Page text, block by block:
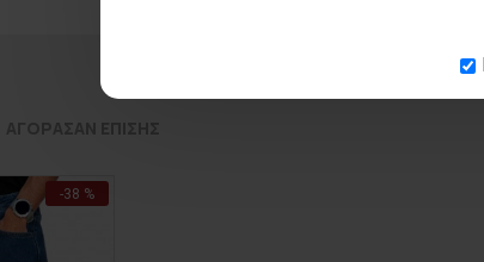
-38 %